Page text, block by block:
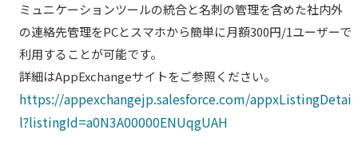
ミュニケーションツールの統合と名刺の管理を含めた社内外
の連絡先管理をPCとスマホから簡単に月額300円/1ユーザーで
利用することが可能です。
詳細はAppExchangeサイトをご参照ください。
https://appexchangejp.salesforce.com/appxListingDetai
l?listingId=a0N3A00000ENUqgUAH